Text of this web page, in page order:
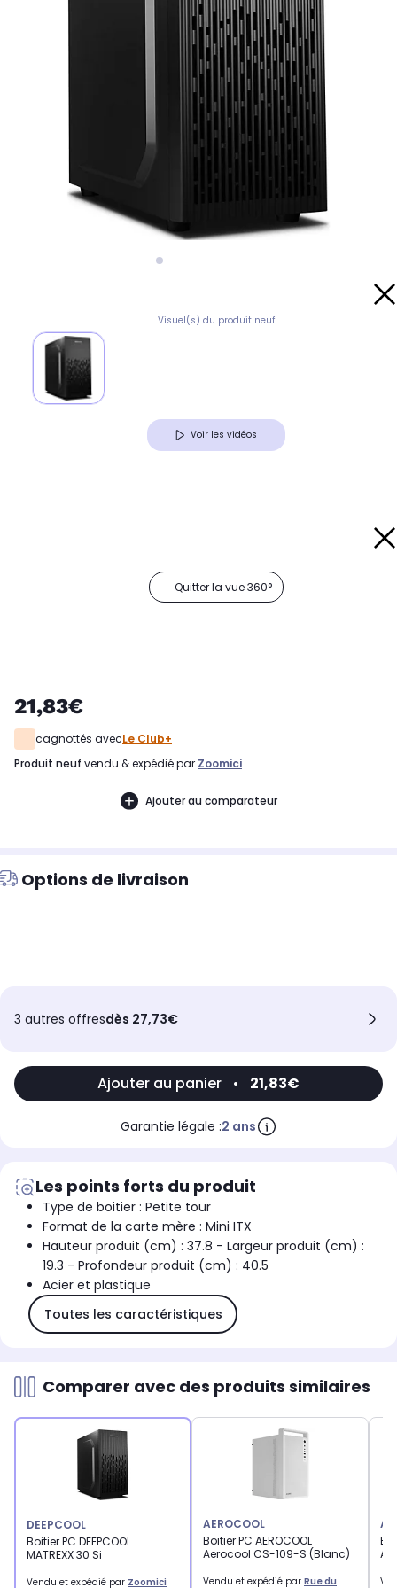
Visuel(s) du produit neuf
Voir les vidéos
Quitter la vue 360°
21,83€
cagnottés avecLe Club+
produit neuf vendu & expédié par Zoomici
Ajouter au comparateur
Options de livraison
3 autres offresdès 27,73€
Ajouter au panier • 21,83€
Garantie légale :2 ans
Les points forts du produit
Type de boitier : Petite tour
Format de la carte mère : Mini ITX
Hauteur produit (cm) : 37.8 - Largeur produit (cm) :
19.3 - Profondeur produit (cm) : 40.5
Acier et plastique
Toutes les caractéristiques
Comparer avec des produits similaires
DEEPCOOL
Boitier PC DEEPCOOL
MATREXX 30 Si
Vendu et expédié par Zoomici
AEROCOOL
Boitier PC AEROCOOL
Aerocool CS-109-S (Blanc)
Vendu et expédié par Rue du